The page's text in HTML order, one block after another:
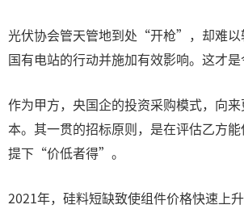
光伏协会管天管地到处“开枪”，却难
国有电站的行动并施加有效影响。这才是
作为甲方，央国企的投资采购模式，向
本。其一贯的招标原则，是在评估乙方
提下“价低者得”。
2021年，硅料短缺致使组件价格快速上